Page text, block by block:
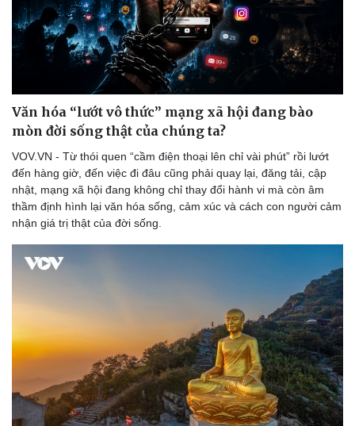
Văn hóa “lướt vô thức” mạng xã hội đang bào
mòn đời sống thật của chúng ta?
VOV.VN - Từ thói quen “cầm điện thoại lên chỉ vài phút” rồi lướt
đến hàng giờ, đến việc đi đâu cũng phải quay lại, đăng tải, cập
nhật, mạng xã hội đang không chỉ thay đổi hành vi mà còn âm
thầm định hình lại văn hóa sống, cảm xúc và cách con người cảm
nhận giá trị thật của đời sống.